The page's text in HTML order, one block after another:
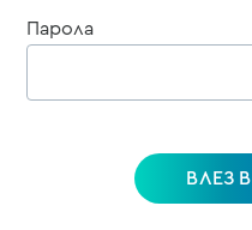
Парола
ВЛЕЗ